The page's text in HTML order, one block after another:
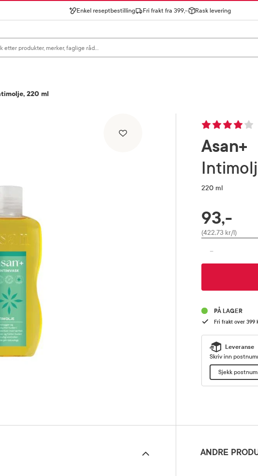
Enkel reseptbestilling Fri frakt fra 399,- Rask levering
220 ml
Asan+
220 ml
RABATTPROSENT
Pris
93,-
(422,73 kr/l)
-
PÅ LAGER
Fri frakt over 399
Leveranse
Skriv inn
Sjekk
ANDRE